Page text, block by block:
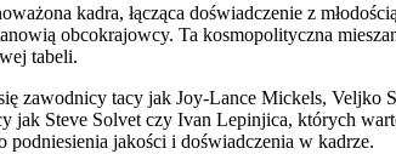
kadra, łącząca doświadczenie z
obcokrajowcy. Ta kosmopolityczna
tabeli.
zawodnicy tacy jak Joy-Lance Mickels, Veljko
jak Steve Solvet czy Ivan Lepinjica, których
podniesienia jakości i doświadczenia w kadrze.